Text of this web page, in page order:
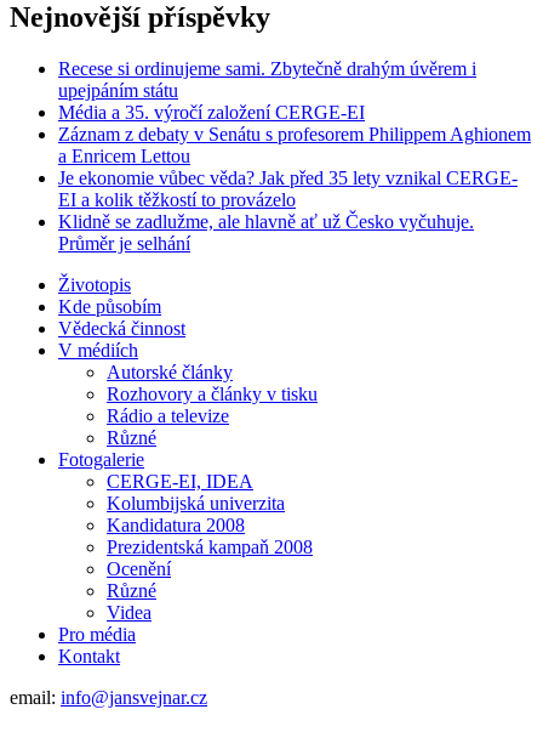
Nejnovější příspěvky
Recese si ordinujeme sami. Zbytečně drahým úvěrem i
upejpáním státu
Média a 35. výročí založení CERGE-EI
Záznam z debaty v Senátu s profesorem Philippem Aghionem
a Enricem Lettou
Je ekonomie vůbec věda? Jak před 35 lety vznikal CERGE-
EI a kolik těžkostí to provázelo
Klidně se zadlužme, ale hlavně ať už Česko vyčuhuje.
Průměr je selhání
Životopis
Kde působím
Vědecká činnost
V médiích
Autorské články
Rozhovory a články v tisku
Rádio a televize
Různé
Fotogalerie
CERGE-EI, IDEA
Kolumbijská univerzita
Kandidatura 2008
Prezidentská kampaň 2008
Ocenění
Různé
Videa
Pro média
Kontakt
email: info@jansvejnar.cz